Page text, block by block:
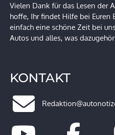
Vielen Dank für das Lesen der
hoffe, Ihr findet Hilfe bei Euren
einfach eine schöne Zeit bei
Autos und alles, was
KONTAKT